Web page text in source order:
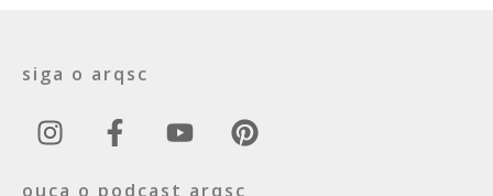
siga o arqsc
ouça o podcast arqsc